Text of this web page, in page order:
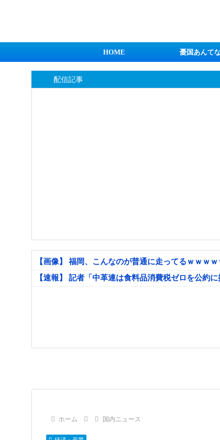
HOME 憂国あんて
配信記事
【画像】 福岡、こんなのが普通に走ってるｗｗｗ
【速報】 記者「中革連は食料品消費税ゼロを公約
ホーム 国内ニュース